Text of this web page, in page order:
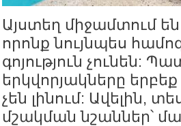
Այստեղ միջամտում
որոնք նույնպես
գոյություն չունեն:
երկվորյակները
չեն լինում: Ավելին,
մշակման նշաններ՝